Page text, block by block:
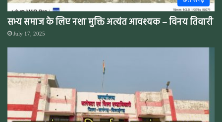
सभ्य समाज के लिए नशा मुक्ति अत्यंत आवश्यक – विनय तिवारी
July 17, 2025